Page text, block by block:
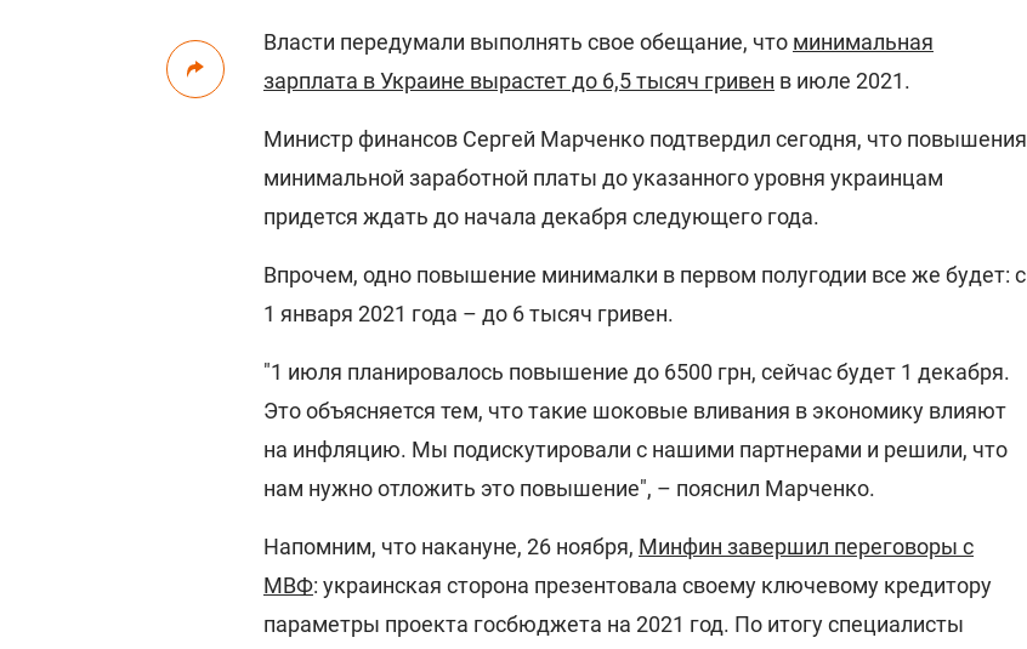
Власти передумали выполнять свое обещание, что минимальная
зарплата в Украине вырастет до 6,5 тысяч гривен в июле 2021.
Министр финансов Сергей Марченко подтвердил сегодня, что повышения
минимальной заработной платы до указанного уровня украинцам
придется ждать до начала декабря следующего года.
Впрочем, одно повышение минималки в первом полугодии все же будет: с
1 января 2021 года – до 6 тысяч гривен.
"1 июля планировалось повышение до 6500 грн, сейчас будет 1 декабря.
Это объясняется тем, что такие шоковые вливания в экономику влияют
на инфляцию. Мы подискутировали с нашими партнерами и решили, что
нам нужно отложить это повышение", – пояснил Марченко.
Напомним, что накануне, 26 ноября, Минфин завершил переговоры с
МВФ: украинская сторона презентовала своему ключевому кредитору
параметры проекта госбюджета на 2021 год. По итогу специалисты